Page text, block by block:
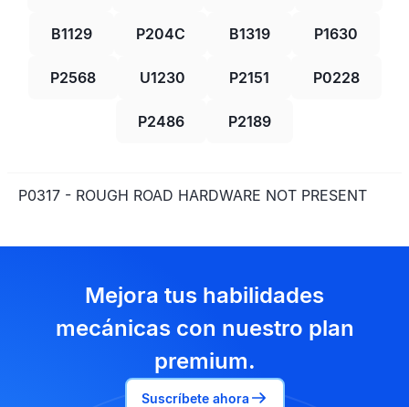
B1129 P204C B1319 P1630
P2568 U1230 P2151 P0228
P2486 P2189
P0317 - ROUGH ROAD HARDWARE NOT PRESENT
Mejora tus habilidades
mecánicas con nuestro plan
premium.
Suscríbete ahora